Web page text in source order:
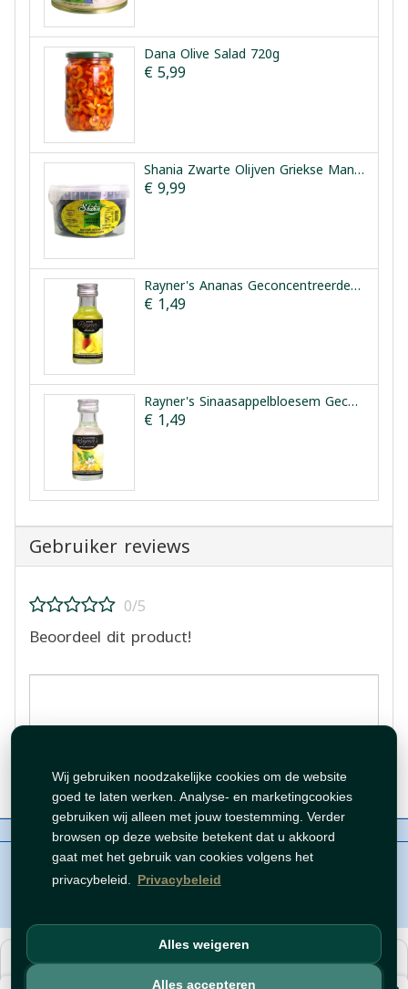
Wij gebruiken noodzakelijke cookies om de website
goed te laten werken. Analyse- en marketingcookies
gebruiken wij alleen met jouw toestemming. Verder
browsen op deze website betekent dat u akkoord
gaat met het gebruik van cookies volgens het
privacybeleid. Privacybeleid
Alles weigeren
Alles accepteren
Dana Olive Salad 720g
€ 5,99
Shania Zwarte Olijven Griekse Manier 1.5kg
€ 9,99
Rayner's Ananas Geconcentreerde Smaakessentie 25ml
€ 1,49
Rayner's Sinaasappelbloesem Geconcentreerde Smaakessentie 28ml
€ 1,49
Gebruiker reviews
0/5
Beoordeel dit product!
Beoordeling plaatsen
Over ons Beleid
WhatsAppen
auteursrechten©Tawfeer 2018-2026
هذا متجر جملة. الأسعار وميزات الشراء متاحة فقط للحساباتالمسجّلة
والمفعّلة